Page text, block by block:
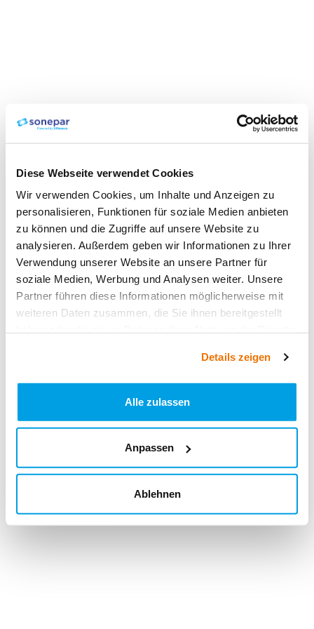
Diese Webseite verwendet Cookies
Wir verwenden Cookies, um Inhalte und Anzeigen zu
personalisieren, Funktionen für soziale Medien anbieten
zu können und die Zugriffe auf unsere Website zu
analysieren. Außerdem geben wir Informationen zu Ihrer
Verwendung unserer Website an unsere Partner für
soziale Medien, Werbung und Analysen weiter. Unsere
Partner führen diese Informationen möglicherweise mit
weiteren Daten zusammen, die Sie ihnen bereitgestellt
Details zeigen
Alle zulassen
Anpassen
Ablehnen